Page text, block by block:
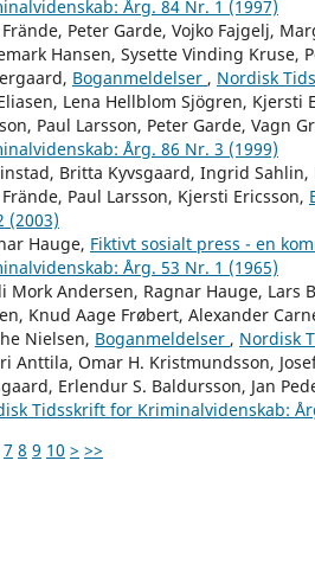
Årg. 84 Nr. 1 (1997)
Peter Garde, Vojko Fajgelj,
Hansen, Sysette Vinding Kruse,
Boganmeldelser , Nordisk
Lena Hellblom Sjögren, Kjersti
Paul Larsson, Peter Garde, Vagn
Årg. 86 Nr. 3 (1999)
Britta Kyvsgaard, Ingrid
Paul Larsson, Kjersti Ericsson,
(2003)
Hauge, Fiktivt sosialt press - en
Årg. 53 Nr. 1 (1965)
Mork Andersen, Ragnar Hauge, Lars
Knud Aage Frøbert, Alexander
Nielsen, Boganmeldelser , Nordisk
Anttila, Omar H. Kristmundsson,
Erlendur S. Baldursson, Jan
Tidsskrift for Kriminalvidenskab:
7 8 9 10 > >>